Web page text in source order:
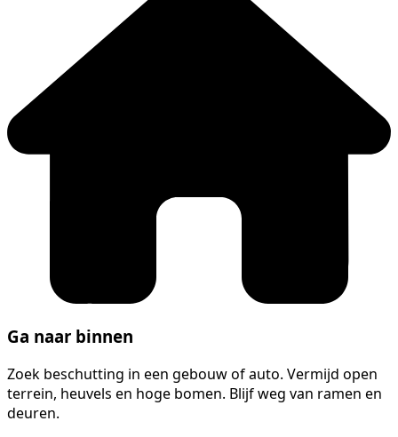
Ga naar binnen
Zoek beschutting in een gebouw of auto. Vermijd open
terrein, heuvels en hoge bomen. Blijf weg van ramen en
deuren.